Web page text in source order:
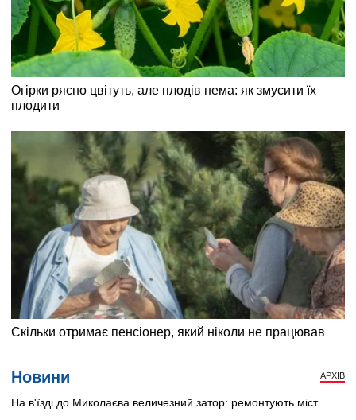
Новини АРХІВ
На в'їзді до Миколаєва величезний затор: ремонтують міст